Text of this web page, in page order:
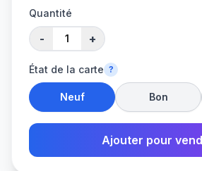
Quantité
- +
État de la carte ?
Neuf Bon
Ajouter pour